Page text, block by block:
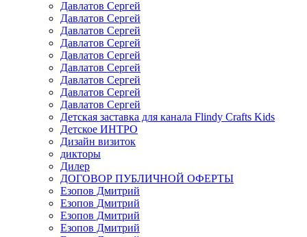
Давлатов Сергей
Давлатов Сергей
Давлатов Сергей
Давлатов Сергей
Давлатов Сергей
Давлатов Сергей
Давлатов Сергей
Давлатов Сергей
Давлатов Сергей
Детская заставка для канала Flindy Crafts Kids
Детское ИНТРО
Дизайн визиток
дикторы
Дилер
ДОГОВОР ПУБЛИЧНОЙ ОФЕРТЫ
Езопов Дмитрий
Езопов Дмитрий
Езопов Дмитрий
Езопов Дмитрий